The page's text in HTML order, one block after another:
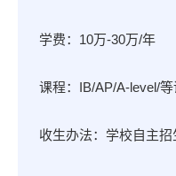
学费：10万-30万/年
课程：IB/AP/A-level/等
收生办法：学校自主